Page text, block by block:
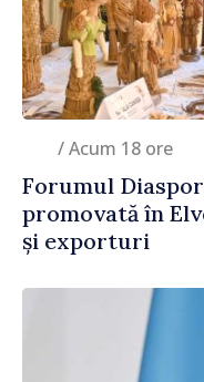
/ Acum 18 ore
Forumul
promovată în
și exporturi